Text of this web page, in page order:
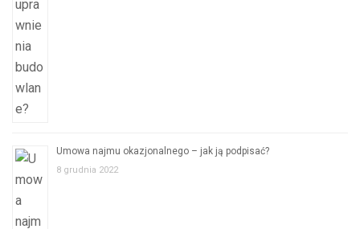
Umowa najmu okazjonalnego – jak ją podpisać?
8 grudnia 2022